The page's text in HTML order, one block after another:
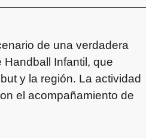
de una verdadera
Infantil, que
y la región. La actividad
el acompañamiento de